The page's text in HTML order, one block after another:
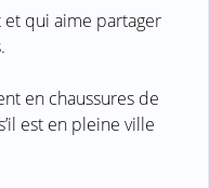
et qui aime partager
en chaussures de
est en pleine ville